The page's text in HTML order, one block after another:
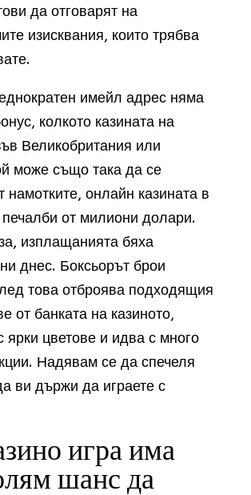
да отговарят на
изисквания, които трябва
имейл адрес няма
колкото казината на
Великобритания или
може също така да се
намотките, онлайн казината в
от милиони долари.
изплащанията бяха
днес. Боксьорът брои
това отброява подходящия
от банката на казиното,
ярки цветове и идва с много
Надявам се да спечеля
ви държи да играете с
игра има
шанс да